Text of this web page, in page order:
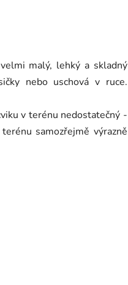
malý, lehký a skladný
nebo uschová v ruce.
v terénu nedostatečný -
samozřejmě výrazně